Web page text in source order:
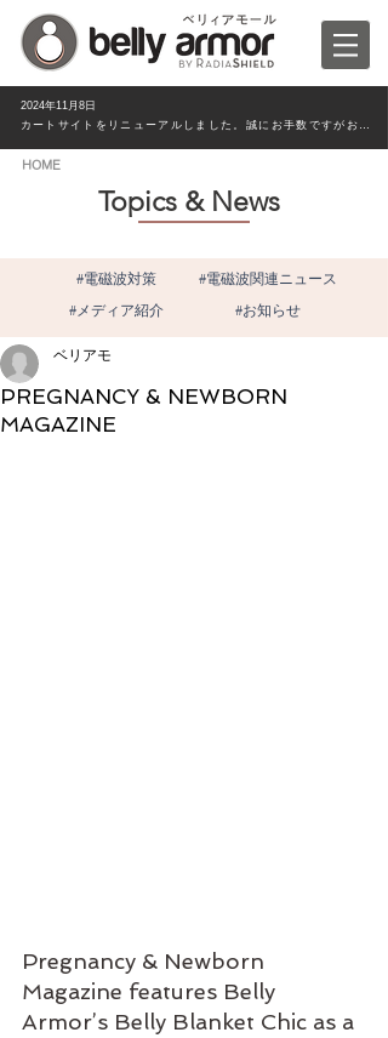
2024年11月8日
カートサイトをリニューアルしました。誠にお手数ですがお客様情報は新たにご入力ください。
HOME
Topics & News
#電磁波対策
#メディア紹介
#電磁波関連ニュース
#お知らせ
PREGNANCY & NEWBORN
MAGAZINE
ベリアモ
Pregnancy & Newborn
Magazine features Belly
Armor’s Belly Blanket Chic as a